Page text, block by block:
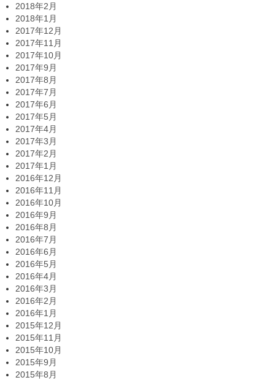
2018年2月
2018年1月
2017年12月
2017年11月
2017年10月
2017年9月
2017年8月
2017年7月
2017年6月
2017年5月
2017年4月
2017年3月
2017年2月
2017年1月
2016年12月
2016年11月
2016年10月
2016年9月
2016年8月
2016年7月
2016年6月
2016年5月
2016年4月
2016年3月
2016年2月
2016年1月
2015年12月
2015年11月
2015年10月
2015年9月
2015年8月